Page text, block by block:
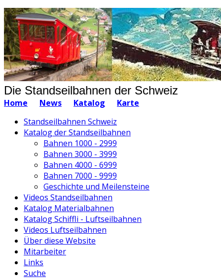
Die Standseilbahnen der Schweiz
Home News Katalog
Karte
Standseilbahnen Schweiz
Katalog der Standseilbahnen
Bahnen 1000 - 2999
Bahnen 3000 - 3999
Bahnen 4000 - 6999
Bahnen 7000 - 9999
Geschichte und Meilensteine
Videos Standseilbahnen
Katalog Materialbahnen
Katalog Schiffli - Luftseilbahnen
Videos Luftseilbahnen
Über diese Website
Mitarbeiter
Links
Suche